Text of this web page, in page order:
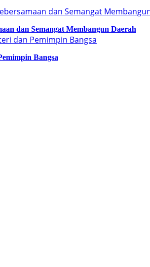
dan Semangat Membangun Daerah
Bangsa